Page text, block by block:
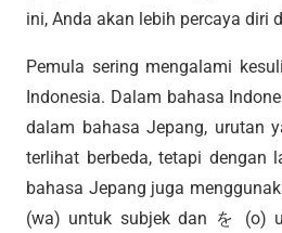
ini, Anda akan lebih percaya diri
Pemula sering mengalami
Indonesia. Dalam bahasa
dalam bahasa Jepang, urutan
terlihat berbeda, tetapi dengan
bahasa Jepang juga
(wa) untuk subjek dan を (o)